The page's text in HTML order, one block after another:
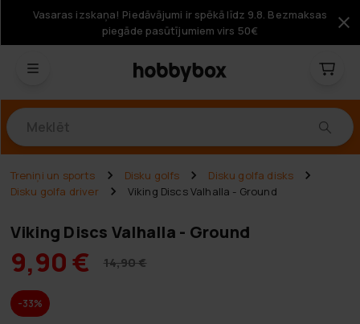
Vasaras izskaņa! Piedāvājumi ir spēkā līdz 9.8. Bezmaksas
piegāde pasūtījumiem virs 50€
Treniņi un sports Disku golfs
Disku golfa disks
Disku golfa driver
Viking Discs Valhalla - Ground
Viking Discs Valhalla - Ground
9,90 € 14,90 €
-33%